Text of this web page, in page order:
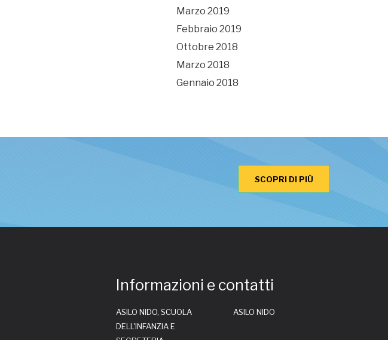
Marzo 2019
Febbraio 2019
Ottobre 2018
Marzo 2018
Gennaio 2018
SCOPRI DI PIÙ
Informazioni e contatti
ASILO NIDO, SCUOLA
DELL'INFANZIA E
ASILO NIDO